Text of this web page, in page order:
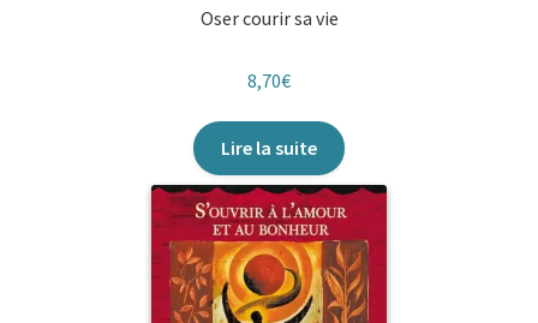
Oser courir sa vie
8,70€
Lire la suite